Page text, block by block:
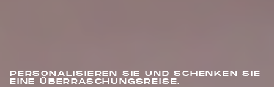
PERSONALISIEREN SIE UND SCHENKEN SIE
EINE ÜBERRASCHUNGSREISE.